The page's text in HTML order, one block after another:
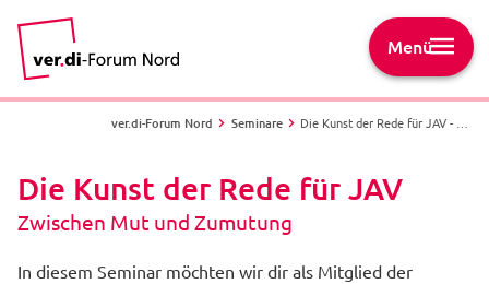
Menü
ver.di-Forum Nord Seminare Die Kunst der Rede für JAV - Zwischen Mut und Zumutung
Die Kunst der Rede für JAV
Zwischen Mut und Zumutung
In diesem Seminar möchten wir dir als Mitglied der